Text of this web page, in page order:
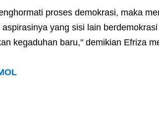
proses demokrasi, maka
aspirasinya yang sisi lain
kegaduhan baru," demikian Efriza